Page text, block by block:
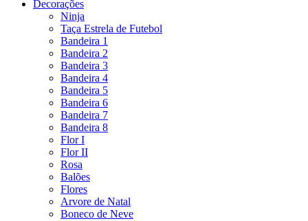
Decorações
Ninja
Taça Estrela de Futebol
Bandeira 1
Bandeira 2
Bandeira 3
Bandeira 4
Bandeira 5
Bandeira 6
Bandeira 7
Bandeira 8
Flor I
Flor II
Rosa
Balões
Flores
Arvore de Natal
Boneco de Neve